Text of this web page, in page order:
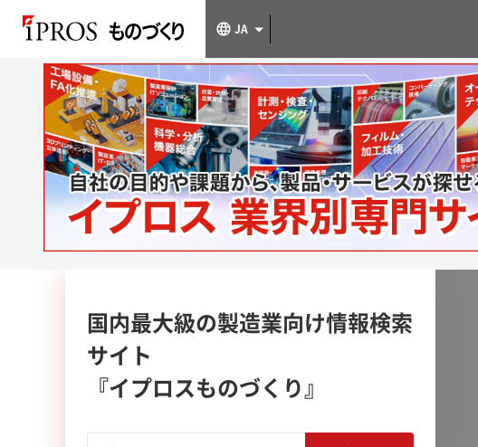
JA
国内最大級の製造業向け情報検索
サイト
『イプロスものづくり』